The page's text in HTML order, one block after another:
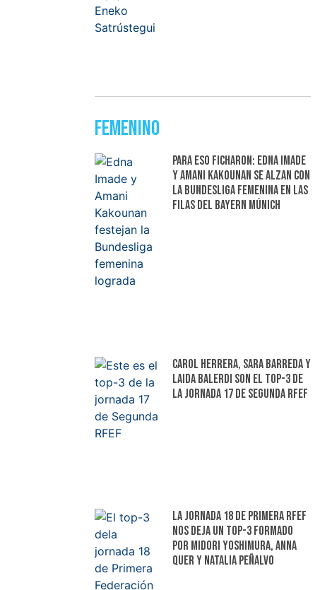
Femenino
Para eso ficharon: Edna Imade
y Amani Kakounan se alzan con
la Bundesliga femenina en las
filas del Bayern Múnich
Carol Herrera, Sara Barreda y
Laida Balerdi son el top-3 de
la jornada 17 de Segunda RFEF
La jornada 18 de Primera RFEF
nos deja un top-3 formado
por Midori Yoshimura, Anna
Quer y Natalia Peñalvo